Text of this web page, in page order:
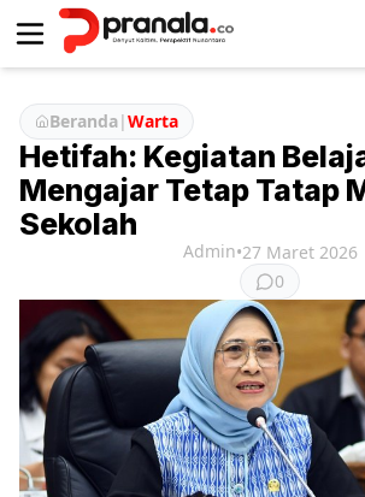
Beranda|Warta
Hetifah: Kegiatan
Mengajar Tetap Tatap
Sekolah
Admin•27 Maret 2026
0